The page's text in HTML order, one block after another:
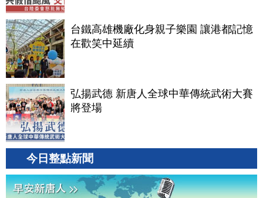
台鐵高雄機廠化身親子樂園 讓港都記憶
在歡笑中延續
弘揚武德 新唐人全球中華傳統武術大賽
將登場
今日整點新聞